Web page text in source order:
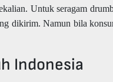
Untuk seragam
dikirim. Namun bila
Indonesia